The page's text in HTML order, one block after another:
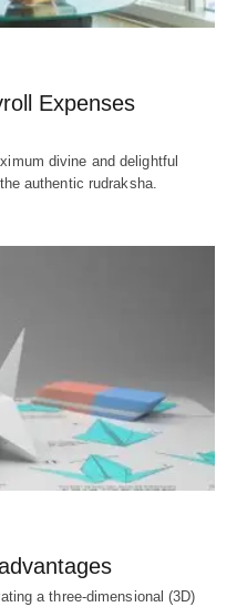
गया है, और वास्तविक
ऑफिसर, अकाउंट्स
साथ सीधे संपर्क में हैं।
हैं।
लेने की प्रक्रिया में भी
से काम करवाना होगा। वे
देते हैं, उनके प्रदर्शन का
को रिपोर्ट करते हैं। वे
से अधिक चिंतित हैं। वे
देते हैं।
Expenses
divine and delightful
authentic rudraksha.
a three-dimensional (3D)